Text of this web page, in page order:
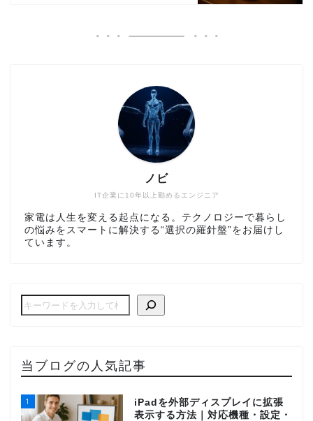
IT企業に10年以上勤めるエンジニア
ノビ
家電は人生を変える起点になる。テクノロジーで暮らし
の悩みをスマートに解決する“選択の羅針盤”をお届けし
ています。
当ブログの人気記事
1
iPadを外部ディスプレイに拡張
表示する方法｜対応機種・設定・